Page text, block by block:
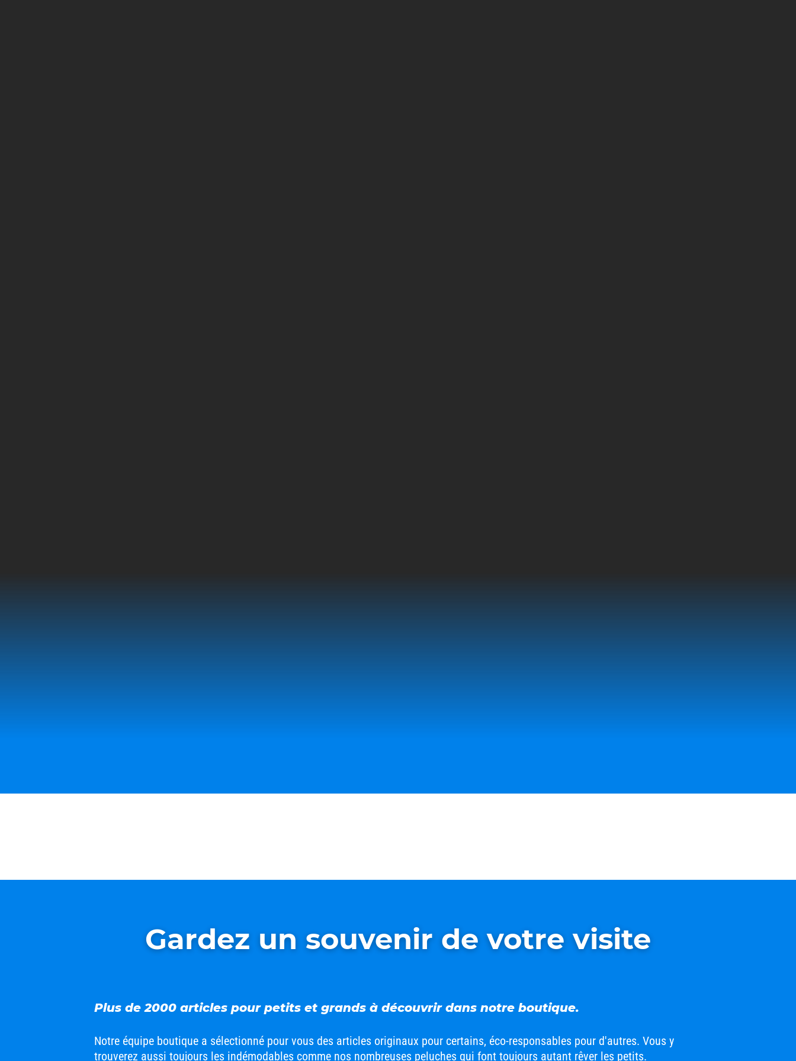
Gardez un souvenir de votre visite
Plus de 2000 articles pour petits et grands à découvrir dans notre boutique.
Notre équipe boutique a sélectionné pour vous des articles originaux pour certains, éco-responsables pour d'autres. Vous y
trouverez aussi toujours les indémodables comme nos nombreuses peluches qui font toujours autant rêver les petits.